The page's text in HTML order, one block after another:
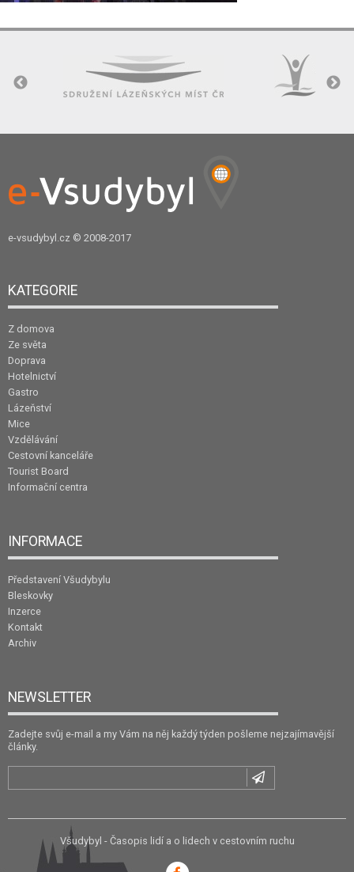
e-vsudybyl.cz © 2008-2017
KATEGORIE
Z domova
Ze světa
Doprava
Hotelnictví
Gastro
Lázeňství
Mice
Vzdělávání
Cestovní kanceláře
Tourist Board
Informační centra
INFORMACE
Představení Všudybylu
Bleskovky
Inzerce
Kontakt
Archiv
NEWSLETTER
Zadejte svůj e-mail a my Vám na něj každý týden pošleme nejzajímavější
články.
Všudybyl - Časopis lidí a o lidech v cestovním ruchu